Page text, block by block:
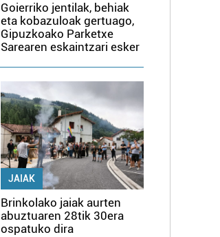
Goierriko jentilak, behiak
eta kobazuloak gertuago,
Gipuzkoako Parketxe
Sarearen eskaintzari esker
JAIAK
Brinkolako jaiak aurten
abuztuaren 28tik 30era
ospatuko dira